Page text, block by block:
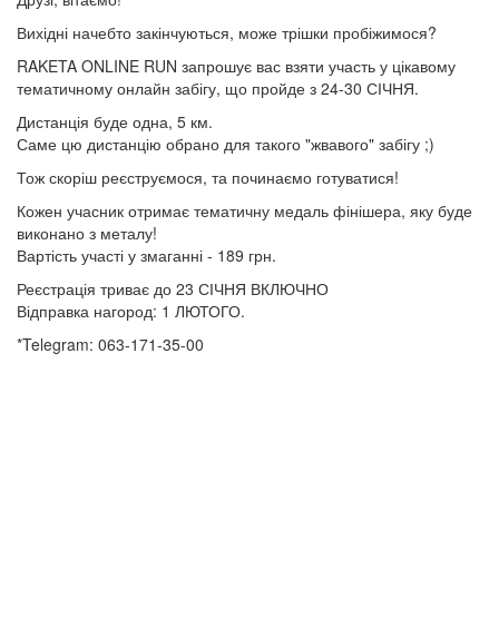
Вихідні начебто закінчуються, може трішки пробіжимося?
RAKETA ONLINE RUN запрошує вас взяти участь у цікавому
тематичному онлайн забігу, що пройде з 24-30 СІЧНЯ.
Дистанція буде одна, 5 км.
Саме цю дистанцію обрано для такого "жвавого" забігу ;)
Тож скоріш реєструємося, та починаємо готуватися!
Кожен учасник отримає тематичну медаль фінішера, яку буде
виконано з металу!
Вартість участі у змаганні - 189 грн.
Реєстрація триває до 23 СІЧНЯ ВКЛЮЧНО
Відправка нагород: 1 ЛЮТОГО.
*Telegram: 063-171-35-00